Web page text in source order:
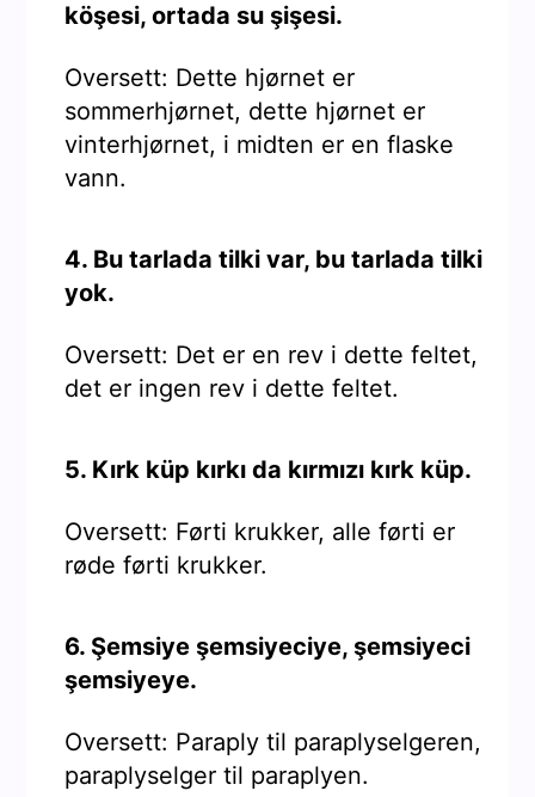
köşesi, ortada su şişesi.
Oversett: Dette hjørnet er
sommerhjørnet, dette hjørnet er
vinterhjørnet, i midten er en flaske
vann.
4. Bu tarlada tilki var, bu tarlada tilki
yok.
Oversett: Det er en rev i dette feltet,
det er ingen rev i dette feltet.
5. Kırk küp kırkı da kırmızı kırk küp.
Oversett: Førti krukker, alle førti er
røde førti krukker.
6. Şemsiye şemsiyeciye, şemsiyeci
şemsiyeye.
Oversett: Paraply til paraplyselgeren,
paraplyselger til paraplyen.